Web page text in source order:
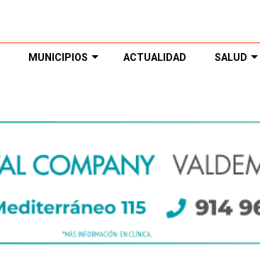
MUNICIPIOS ACTUALIDAD SALUD